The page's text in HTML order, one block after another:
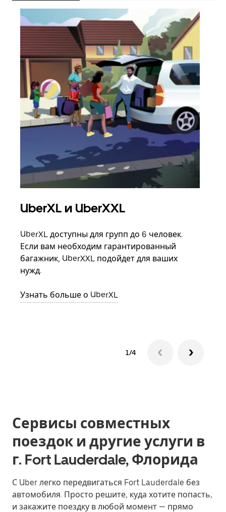
UberXL и UberXXL
UberXL доступны для групп до 6 человек.
Если вам необходим гарантированный
багажник, UberXXL подойдет для ваших
нужд.
Узнать больше о UberXL
1/4
Сервисы совместных
поездок и другие услуги в
г. Fort Lauderdale, Флорида
С Uber легко передвигаться Fort Lauderdale без
автомобиля. Просто решите, куда хотите попасть,
и закажите поездку в любой момент — прямо